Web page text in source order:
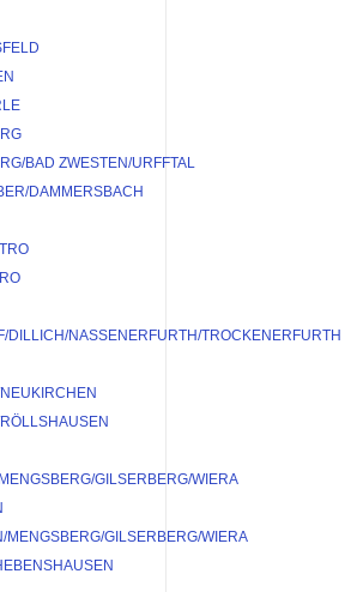
BAD ZWESTEN/URFFTAL
DAMMERSBACH
DILLICH/NASSENERFURTH/TROCKENERFURTH
GILSERBERG/WIERA
MENGSBERG/GILSERBERG/WIERA